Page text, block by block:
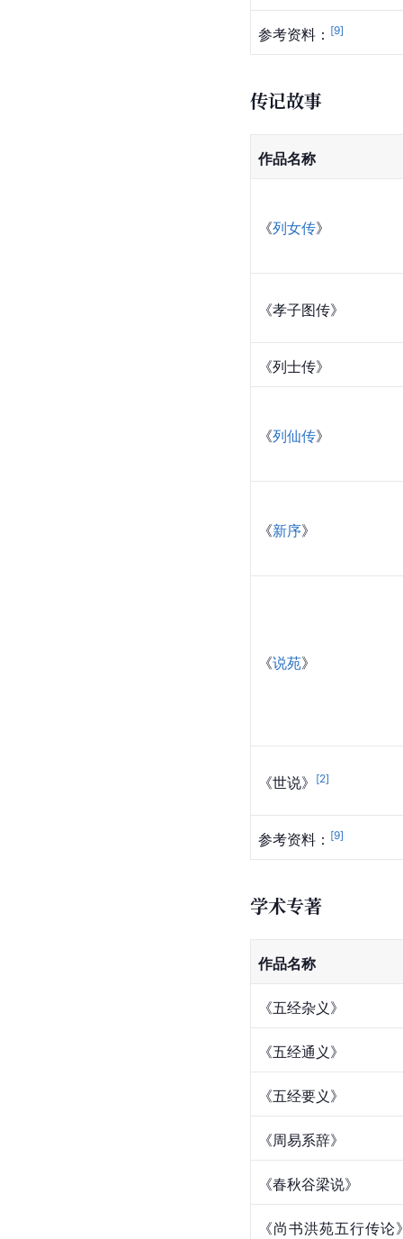
参考资料： [9]
传记故事
作品名称
《列女传》
《孝子图传》
《列士传》
《列仙传》
《新序》
《说苑》
《世说》 [2]
参考资料： [9]
学术专著
作品名称
《五经杂义》
《五经通义》
《五经要义》
《周易系辞》
《春秋谷梁说》
《尚书洪苑五行传论